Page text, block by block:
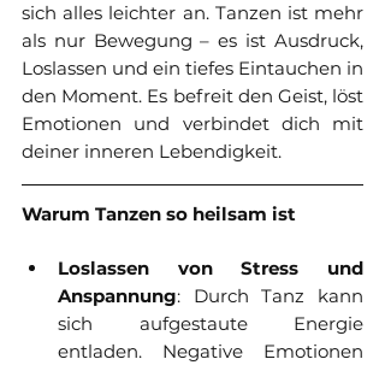
sich alles leichter an. Tanzen ist mehr
als nur Bewegung – es ist Ausdruck,
Loslassen und ein tiefes Eintauchen in
den Moment. Es befreit den Geist, löst
Emotionen und verbindet dich mit
deiner inneren Lebendigkeit.
Warum Tanzen so heilsam ist
Loslassen von Stress und
Anspannung: Durch Tanz kann
sich aufgestaute Energie
entladen. Negative Emotionen